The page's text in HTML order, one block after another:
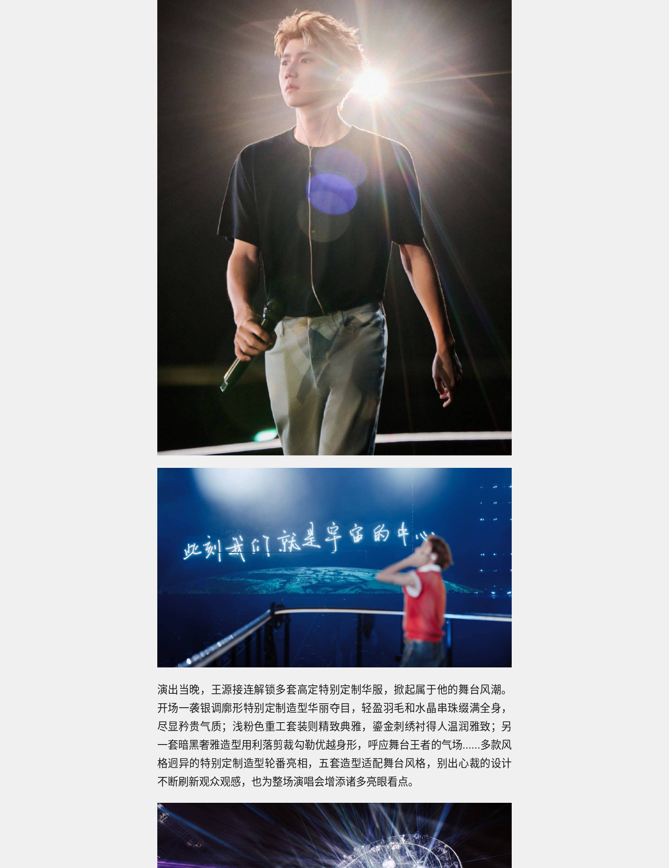
演出当晚，王源接连解锁多套高定特别定制华服，掀起属于他的舞台风潮。
开场一袭银调廓形特别定制造型华丽夺目，轻盈羽毛和水晶串珠缀满全身，
尽显矜贵气质；浅粉色重工套装则精致典雅，鎏金刺绣衬得人温润雅致；另
一套暗黑奢雅造型用利落剪裁勾勒优越身形，呼应舞台王者的气场......多款风
格迥异的特别定制造型轮番亮相，五套造型适配舞台风格，别出心裁的设计
不断刷新观众观感，也为整场演唱会增添诸多亮眼看点。